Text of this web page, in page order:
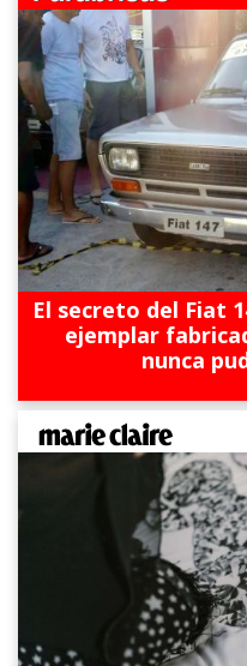
El secreto del Fiat
ejemplar
nunca